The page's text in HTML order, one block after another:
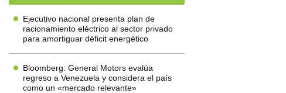
Ejecutivo nacional presenta plan de
racionamiento eléctrico al sector privado
para amortiguar déficit energético
Bloomberg: General Motors evalúa
regreso a Venezuela y considera el país
como un «mercado relevante»